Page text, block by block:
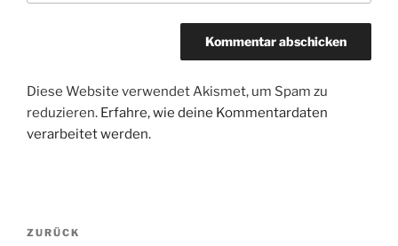
Diese Website verwendet Akismet, um Spam zu
reduzieren. Erfahre, wie deine Kommentardaten
verarbeitet werden.
Beitragsnavigation
Vorheriger
ZURÜCK